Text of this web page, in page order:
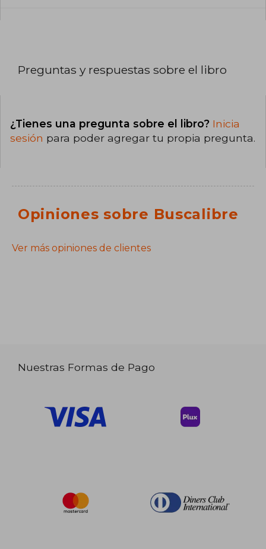
Preguntas y respuestas sobre el libro
¿Tienes una pregunta sobre el libro? Inicia
sesión para poder agregar tu propia pregunta.
Opiniones sobre Buscalibre
Ver más opiniones de clientes
Nuestras Formas de Pago